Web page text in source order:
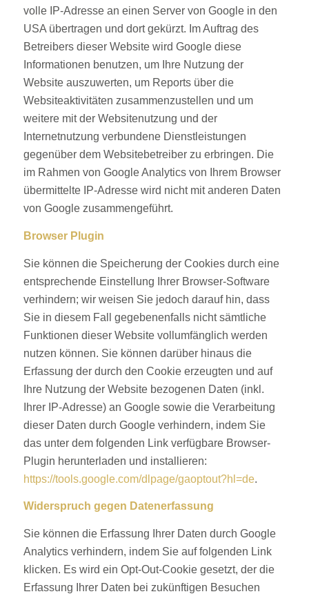
volle IP-Adresse an einen Server von Google in den
USA übertragen und dort gekürzt. Im Auftrag des
Betreibers dieser Website wird Google diese
Informationen benutzen, um Ihre Nutzung der
Website auszuwerten, um Reports über die
Websiteaktivitäten zusammenzustellen und um
weitere mit der Websitenutzung und der
Internetnutzung verbundene Dienstleistungen
gegenüber dem Websitebetreiber zu erbringen. Die
im Rahmen von Google Analytics von Ihrem Browser
übermittelte IP-Adresse wird nicht mit anderen Daten
von Google zusammengeführt.
Browser Plugin
Sie können die Speicherung der Cookies durch eine
entsprechende Einstellung Ihrer Browser-Software
verhindern; wir weisen Sie jedoch darauf hin, dass
Sie in diesem Fall gegebenenfalls nicht sämtliche
Funktionen dieser Website vollumfänglich werden
nutzen können. Sie können darüber hinaus die
Erfassung der durch den Cookie erzeugten und auf
Ihre Nutzung der Website bezogenen Daten (inkl.
Ihrer IP-Adresse) an Google sowie die Verarbeitung
dieser Daten durch Google verhindern, indem Sie
das unter dem folgenden Link verfügbare Browser-
Plugin herunterladen und installieren:
https://tools.google.com/dlpage/gaoptout?hl=de.
Widerspruch gegen Datenerfassung
Sie können die Erfassung Ihrer Daten durch Google
Analytics verhindern, indem Sie auf folgenden Link
klicken. Es wird ein Opt-Out-Cookie gesetzt, der die
Erfassung Ihrer Daten bei zukünftigen Besuchen